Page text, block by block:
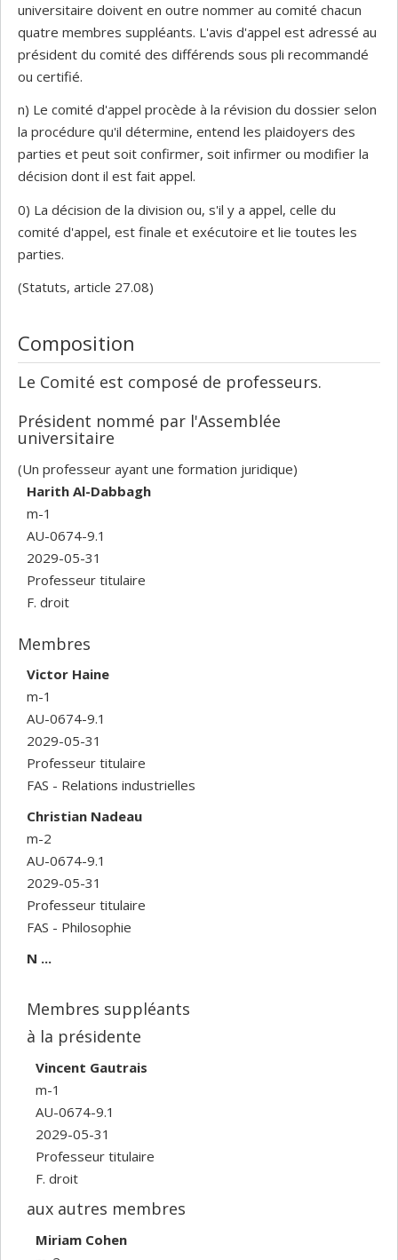
universitaire doivent en outre nommer au comité chacun
quatre membres suppléants. L'avis d'appel est adressé au
président du comité des différends sous pli recommandé
ou certifié.
n) Le comité d'appel procède à la révision du dossier selon
la procédure qu'il détermine, entend les plaidoyers des
parties et peut soit confirmer, soit infirmer ou modifier la
décision dont il est fait appel.
0) La décision de la division ou, s'il y a appel, celle du
comité d'appel, est finale et exécutoire et lie toutes les
parties.
(Statuts, article 27.08)
Composition
Le Comité est composé de professeurs.
Président nommé par l'Assemblée
universitaire
(Un professeur ayant une formation juridique)
Harith Al-Dabbagh
m-1
AU-0674-9.1
2029-05-31
Professeur titulaire
F. droit
Membres
Victor Haine
m-1
AU-0674-9.1
2029-05-31
Professeur titulaire
FAS - Relations industrielles
Christian Nadeau
m-2
AU-0674-9.1
2029-05-31
Professeur titulaire
FAS - Philosophie
N ...
Membres suppléants
à la présidente
Vincent Gautrais
m-1
AU-0674-9.1
2029-05-31
Professeur titulaire
F. droit
aux autres membres
Miriam Cohen